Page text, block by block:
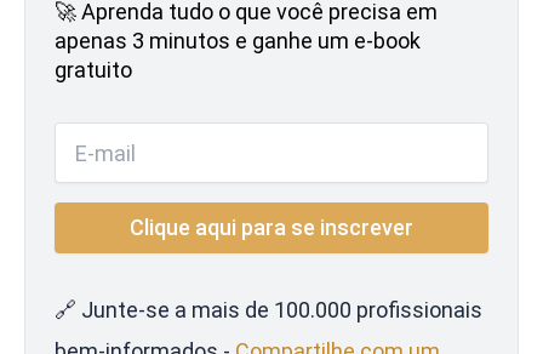
🚀 Aprenda tudo o que você precisa em
apenas 3 minutos e ganhe um e-book
gratuito
🔗 Junte-se a mais de 100.000 profissionais